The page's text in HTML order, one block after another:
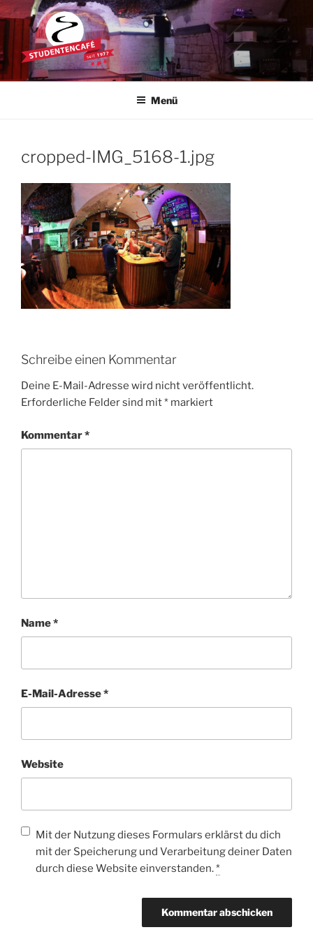
Zum
Inhalt
springen
STUDENTENCAFÉ
Die Kultkneipe in Ulm seit 1977
Menü
cropped-IMG_5168-1.jpg
Schreibe einen Kommentar
Deine E-Mail-Adresse wird nicht veröffentlicht.
Erforderliche Felder sind mit* markiert
Kommentar*
Name*
E-Mail-Adresse*
Website
Mit der Nutzung dieses Formulars erklärst du dich
mit der Speicherung und Verarbeitung deiner Daten
durch diese Website einverstanden.*